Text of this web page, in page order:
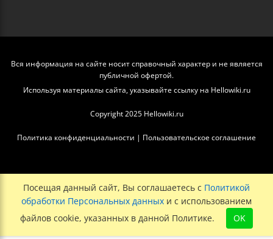
Вся информация на сайте носит справочный характер и не является
публичной офертой.
Используя материалы сайта, указывайте ссылку на Hellowiki.ru
Copyright 2025 Hellowiki.ru
Политика конфиденциальности | Пользовательское соглашение
Посещая данный сайт, Вы соглашаетесь с Политикой
обработки Персональных данных и с использованием
файлов cookie, указанных в данной Политике.
OK